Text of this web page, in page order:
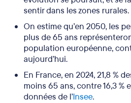
sentir dans les zones rurales.
On estime qu’en 2050, les
plus de 65 ans
population européenne,
aujourd’hui.
En France, en 2024, 21,8 %
moins 65 ans, contre 16,3 %
données de l’Insee.